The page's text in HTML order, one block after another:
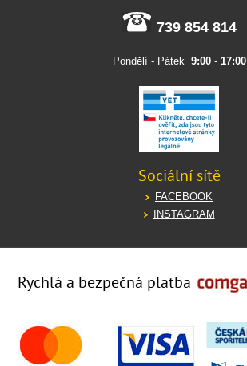
739 854 814
Pondělí - Pátek 9:00- 17:00
Sociální sítě
FACEBOOK
INSTAGRAM
Rychlá a bezpečná platba